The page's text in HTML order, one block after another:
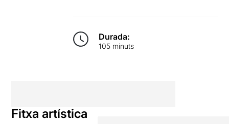
Durada:
105 minuts
Fitxa artística